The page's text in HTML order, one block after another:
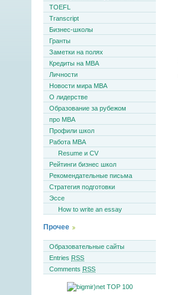
TOEFL
Transcript
Бизнес-школы
Гранты
Заметки на полях
Кредиты на MBA
Личности
Новости мира MBA
О лидерстве
Образование за рубежом
про MBA
Профили школ
Работа MBA
Resume и CV
Рейтинги бизнес школ
Рекомендательные письма
Стратегия подготовки
Эссе
How to write an essay
Прочее
Образовательные сайты
Entries RSS
Comments RSS